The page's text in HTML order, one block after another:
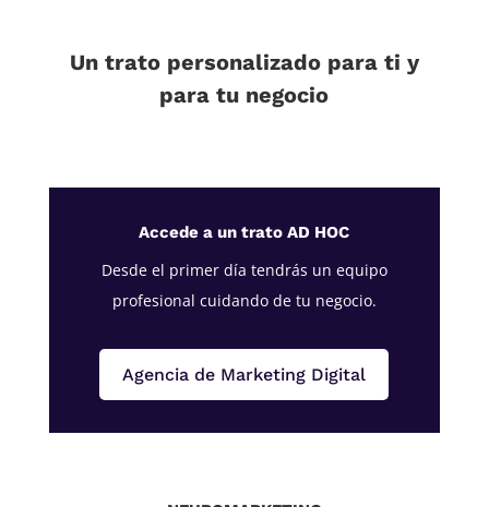
Un trato personalizado para ti y
para tu negocio
Accede a un trato AD HOC
Desde el primer día tendrás un equipo
profesional cuidando de tu negocio.
Agencia de Marketing Digital